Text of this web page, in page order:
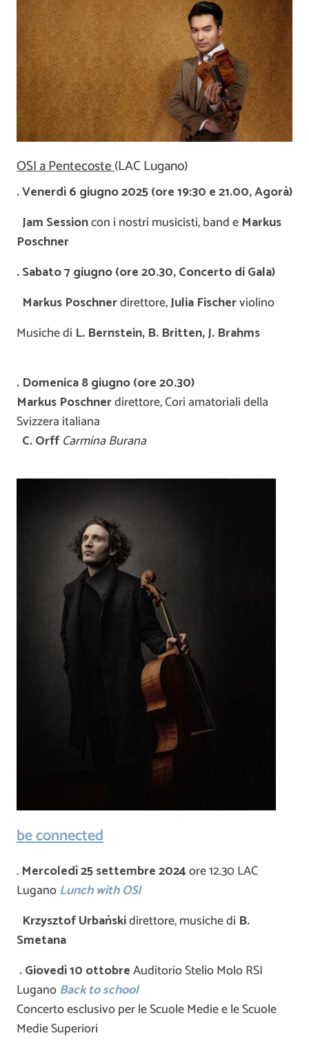
OSI a Pentecoste(LAC Lugano)
. Venerdì 6 giugno 2025 (ore 19:30 e 21.00, Agorà)
Jam Sessioncon i nostri musicisti, band e Markus
Poschner
. Sabato 7 giugno (ore 20.30, Concerto di Gala)
Markus Poschnerdirettore,Julia Fischerviolino
Musiche di L. Bernstein, B. Britten, J. Brahms
. Domenica 8 giugno (ore 20.30)
Markus Poschnerdirettore, Cori amatoriali della
Svizzera italiana
C. Orff Carmina Burana
be connected
. Mercoledì 25 settembre 2024ore 12.30 LAC
LuganoLunch with OSI
Krzysztof Urbańskidirettore, musiche di B.
Smetana
. Giovedì 10 ottobreAuditorio Stelio Molo RSI
LuganoBack to school
Concerto esclusivo per le Scuole Medie e le Scuole
Medie Superiori